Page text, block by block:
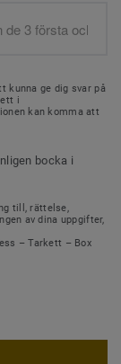
kunna ge dig svar på
i
kan komma att
bocka i
till, rättelse,
av dina uppgifter,
– Tarkett – Box